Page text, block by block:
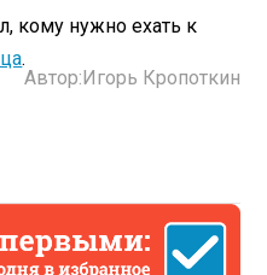
кому нужно ехать к
.
Автор: Игорь Кропоткин